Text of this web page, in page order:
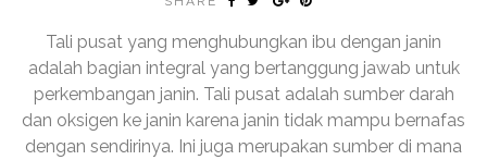
Tali pusat yang menghubungkan ibu dengan janin
adalah bagian integral yang bertanggung jawab untuk
perkembangan janin. Tali pusat adalah sumber darah
dan oksigen ke janin karena janin tidak mampu bernafas
dengan sendirinya. Ini juga merupakan sumber di mana